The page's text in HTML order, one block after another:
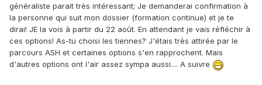
généraliste parait très intéressant; Je demanderai confirmation à
la personne qui suit mon dossier (formation continue) et je te
dirai! JE la vois à partir du 22 août. En attendant je vais réfléchir à
ces options! As-tu choisi les tiennes? J'étais très attirée par le
parcours ASH et certaines options s'en rapprochent. Mais
d'autres options ont l'air assez sympa aussi.... A suivre